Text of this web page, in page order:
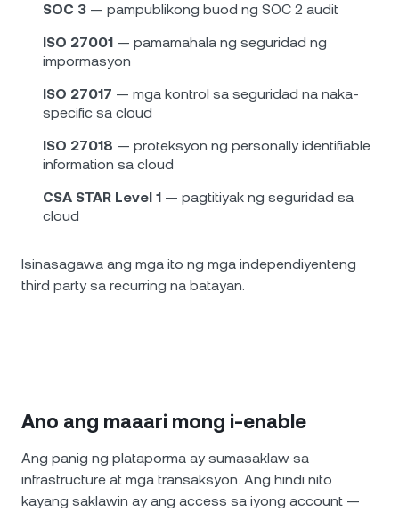
SOC 3 — pampublikong buod ng SOC 2 audit
ISO 27001 — pamamahala ng seguridad ng
impormasyon
ISO 27017 — mga kontrol sa seguridad na naka-
specific sa cloud
ISO 27018 — proteksyon ng personally identifiable
information sa cloud
CSA STAR Level 1 — pagtitiyak ng seguridad sa
cloud
Isinasagawa ang mga ito ng mga independiyenteng
third party sa recurring na batayan.
Ano ang maaari mong i-enable
Ang panig ng plataporma ay sumasaklaw sa
infrastructure at mga transaksyon. Ang hindi nito
kayang saklawin ay ang access sa iyong account —